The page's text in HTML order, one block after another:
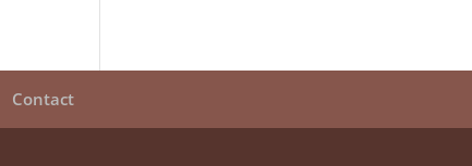
Contact